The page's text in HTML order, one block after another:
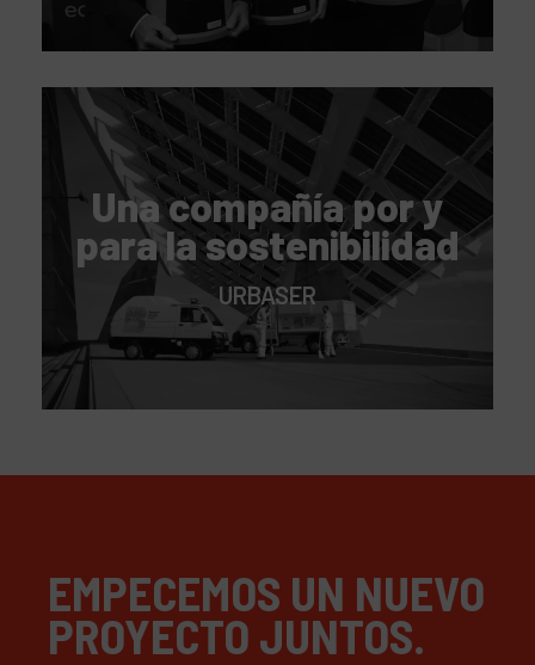
Una compañía por y
para la sostenibilidad
URBASER
EMPECEMOS UN NUEVO
PROYECTO JUNTOS.